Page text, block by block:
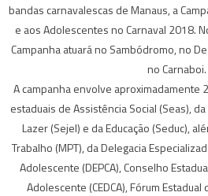
bandas carnavalescas de Manaus, a
e aos Adolescentes no Carnaval 2018.
Campanha atuará no Sambódromo, no
no Carnaboi.
A campanha envolve aproximadamente
estaduais de Assistência Social (Seas),
Lazer (Sejel) e da Educação (Seduc),
Trabalho (MPT), da Delegacia
Adolescente (DEPCA), Conselho
Adolescente (CEDCA), Fórum